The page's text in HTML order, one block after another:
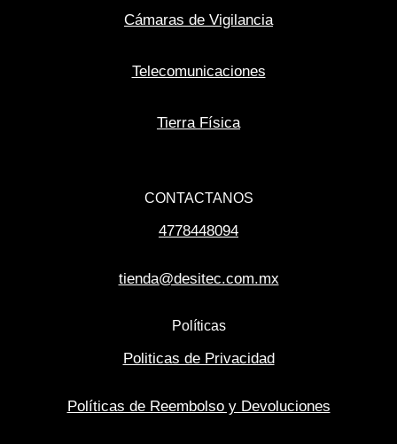
Cámaras de Vigilancia
Telecomunicaciones
Tierra Física
CONTACTANOS
4778448094
tienda@desitec.com.mx
Políticas
Politicas de Privacidad
Políticas de Reembolso y Devoluciones